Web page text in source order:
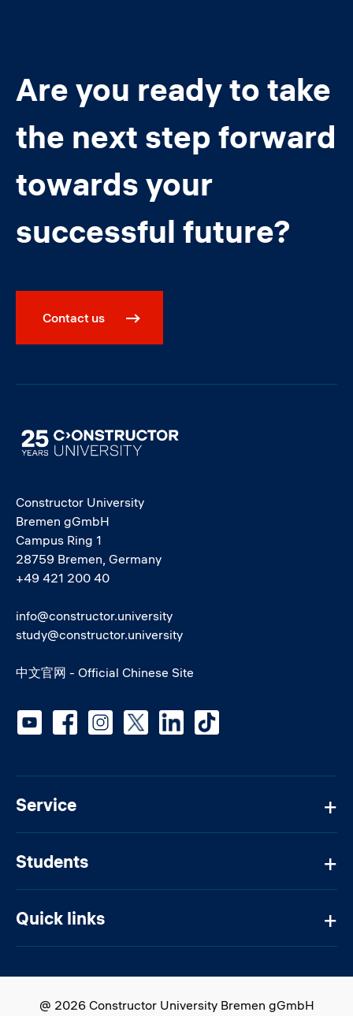
Are you ready to take
the next step forward
towards your
successful future?
Contact us
Image
Constructor University
Bremen gGmbH
Campus Ring 1
28759 Bremen, Germany
+49 421 200 40
info@constructor.university
study@constructor.university
中文官网 - Official Chinese Site
Service
Students
Quick links
Social media
@ 2026 Constructor University Bremen gGmbH